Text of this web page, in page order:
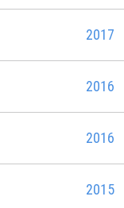
2017
2016
2016
2015